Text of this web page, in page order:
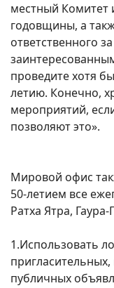
местный Комитет
годовщины, а
ответственного
проведите хотя
летию. Конечно,
мероприятий,
позволяют это».
Мировой офис
50-летием все
Ратха Ятра,
1.Использовать
пригласительных,
публичных